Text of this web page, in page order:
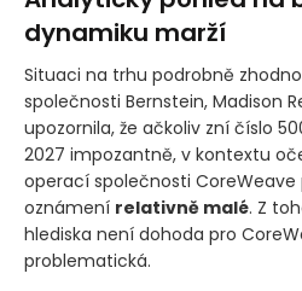
dynamiku marží
Situaci na trhu podrobně
společnosti Bernstein, Madison
upozornila, že ačkoliv zní číslo
2027 impozantně, v kontextu
operací společnosti
oznámení relativně malé. Z
hlediska není dohoda pro
problematická.